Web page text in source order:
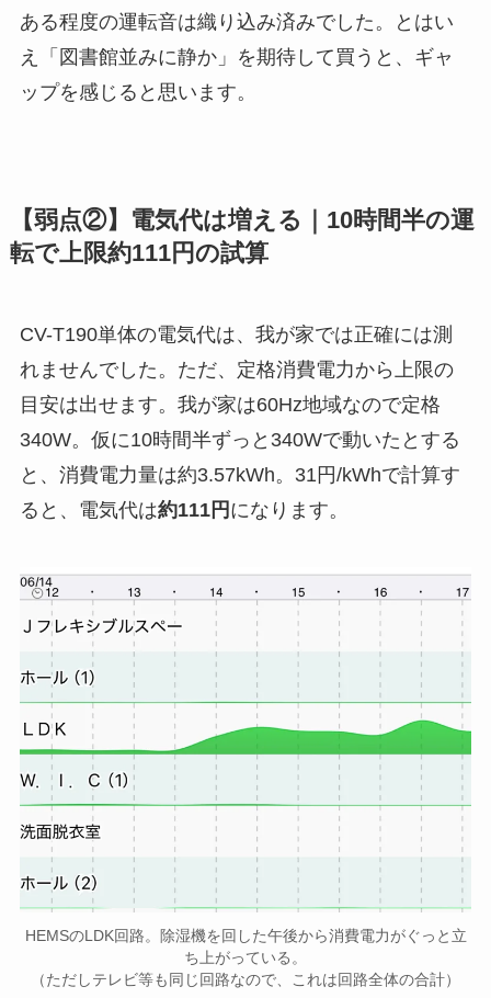
ある程度の運転音は織り込み済みでした。とはい
え「図書館並みに静か」を期待して買うと、ギャ
ップを感じると思います。
【弱点②】電気代は増える｜10時間半の運
転で上限約111円の試算
CV-T190単体の電気代は、我が家では正確には測
れませんでした。ただ、定格消費電力から上限の
目安は出せます。我が家は60Hz地域なので定格
340W。仮に10時間半ずっと340Wで動いたとする
と、消費電力量は約3.57kWh。31円/kWhで計算す
ると、電気代は約111円 になります。
HEMSのLDK回路。除湿機を回した午後から消費電力がぐっと立
ち上がっている。
（ただしテレビ等も同じ回路なので、これは回路全体の合計）